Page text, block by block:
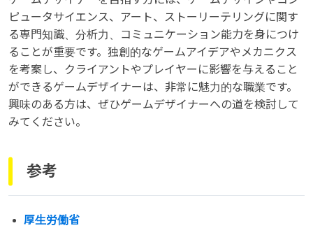
ピュータサイエンス、アート、ストーリーテリングに関す
る専門知識、分析力、コミュニケーション能力を身につけ
ることが重要です。独創的なゲームアイデアやメカニクス
を考案し、クライアントやプレイヤーに影響を与えること
ができるゲームデザイナーは、非常に魅力的な職業です。
興味のある方は、ぜひゲームデザイナーへの道を検討して
みてください。
参考
厚生労働省